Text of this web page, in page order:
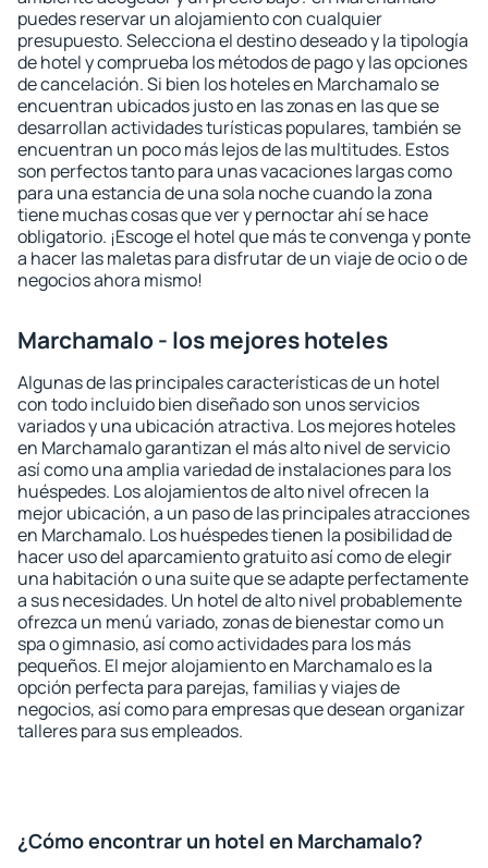
puedes reservar un alojamiento con cualquier
presupuesto. Selecciona el destino deseado y la tipología
de hotel y comprueba los métodos de pago y las opciones
de cancelación. Si bien los hoteles en Marchamalo se
encuentran ubicados justo en las zonas en las que se
desarrollan actividades turísticas populares, también se
encuentran un poco más lejos de las multitudes. Estos
son perfectos tanto para unas vacaciones largas como
para una estancia de una sola noche cuando la zona
tiene muchas cosas que ver y pernoctar ahí se hace
obligatorio. ¡Escoge el hotel que más te convenga y ponte
a hacer las maletas para disfrutar de un viaje de ocio o de
negocios ahora mismo!
Marchamalo - los mejores hoteles
Algunas de las principales características de un hotel
con todo incluido bien diseñado son unos servicios
variados y una ubicación atractiva. Los mejores hoteles
en Marchamalo garantizan el más alto nivel de servicio
así como una amplia variedad de instalaciones para los
huéspedes. Los alojamientos de alto nivel ofrecen la
mejor ubicación, a un paso de las principales atracciones
en Marchamalo. Los huéspedes tienen la posibilidad de
hacer uso del aparcamiento gratuito así como de elegir
una habitación o una suite que se adapte perfectamente
a sus necesidades. Un hotel de alto nivel probablemente
ofrezca un menú variado, zonas de bienestar como un
spa o gimnasio, así como actividades para los más
pequeños. El mejor alojamiento en Marchamalo es la
opción perfecta para parejas, familias y viajes de
negocios, así como para empresas que desean organizar
talleres para sus empleados.
¿Cómo encontrar un hotel en Marchamalo?